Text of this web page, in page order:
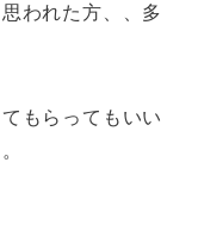
われた方、、多
もらってもいい